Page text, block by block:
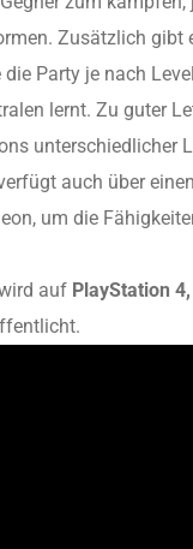
Zusätzlich gibt
die Party je nach
lernt. Zu guter
unterschiedlicher
auch über
um die
auf PlayStation